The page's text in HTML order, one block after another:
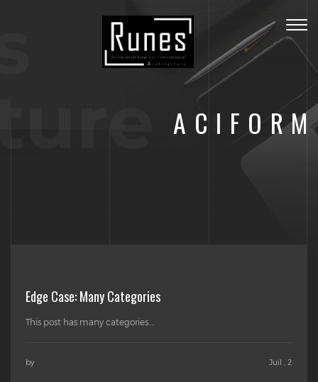
ACIFORM
Edge Case: Many Categories
This post has many categories....
by Juil , 2